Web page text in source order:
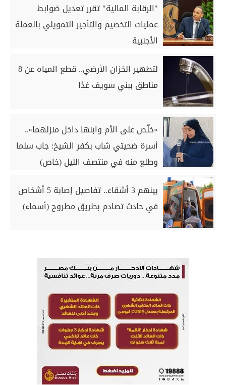
"الرقابة المالية" تقرر تعديل ضوابط
عمليات التخصيم والتأجير التمويلي بالعملة
الأجنبية
لتطهير الخزان الأرضي.. قطع المياه عن 8
مناطق ببني سويف غدًا
«خلّص على الأم وابنها داخل منزلهما»..
أسرة ضحيتي شاب بكفر الشيخ: جاب سلما
وطلع منه في منتصف الليل (خاص)
بينهم 3 أشقاء.. تفاصيل إصابة 5 أشخاص
في حادث تصادم بطريق مطروح (أسماء)